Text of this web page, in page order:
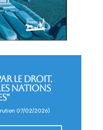
LE DROIT.
NATIONS
07/02/2026)